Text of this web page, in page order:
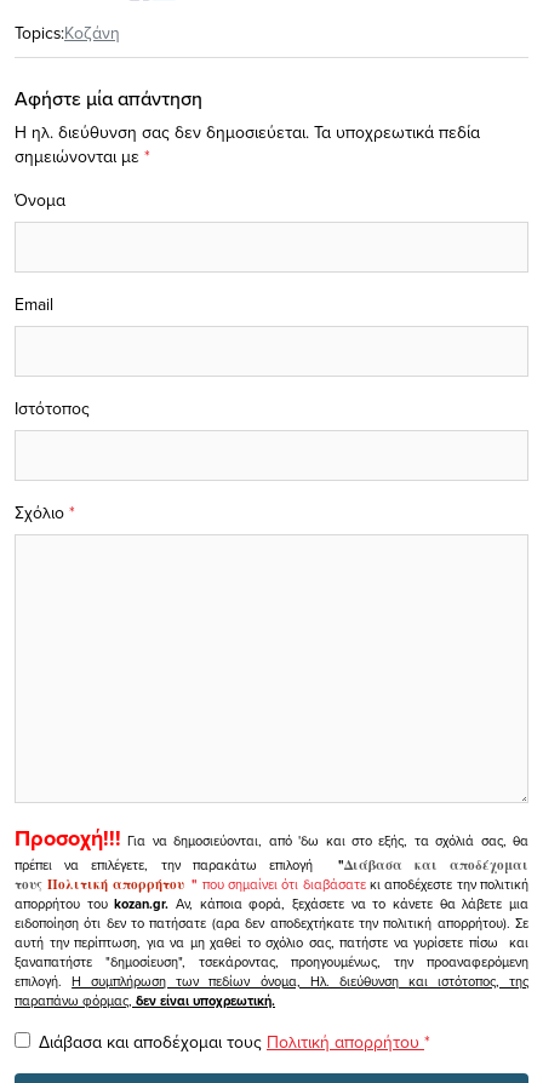
Topics:Κοζάνη
Αφήστε μία απάντηση
Η ηλ. διεύθυνση σας δεν δημοσιεύεται. Τα υποχρεωτικά πεδία
σημειώνονται με *
Σχόλιο *
Όνομα
Email
Ιστότοπος
Προσοχή!!! Για να δημοσιεύονται, από 'δω και στο εξής, τα σχόλιά σας, θα
πρέπει να επιλέγετε, την παρακάτω επιλογή
"Διάβασα και αποδέχομαι
τουςΠολιτική απορρήτου" που σημαίνει ότι διαβάσατεκι αποδέχεστε την πολιτική
απορρήτου τουkozan.gr. Αν, κάποια φορά, ξεχάσετε να το κάνετε θα λάβετε μια
ειδοποίηση ότι δεν το πατήσατε (αρα δεν αποδεχτήκατε την πολιτική απορρήτου). Σε
αυτή την περίπτωση, για να μη χαθεί το σχόλιο σας, πατήστε να γυρίσετε πίσω και
ξαναπατήστε "δημοσίευση", τσεκάροντας, προηγουμένως, την προαναφερόμενη
επιλογή.Η συμπλήρωση των πεδίων όνομα, Ηλ. διεύθυνση και ιστότοπος, της
παραπάνω φόρμας, δεν είναι υποχρεωτική.
Διάβασα και αποδέχομαι τους Πολιτική απορρήτου *